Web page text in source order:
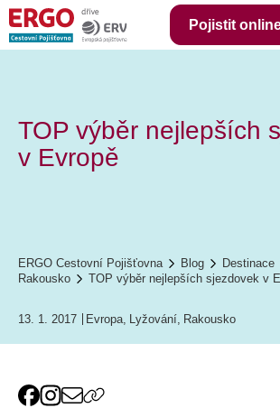
Pojistit
TOP výběr nejlepších
v Evropě
ERGO Cestovní Pojišťovna Blog Destinace
Rakousko
TOP výběr nejlepších sjezdovek v
13. 1. 2017 Evropa, Lyžování, Rakousko